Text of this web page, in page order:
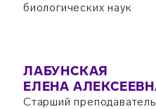
биологических наук
ЛАБУНСКАЯ
ЕЛЕНА
Старший